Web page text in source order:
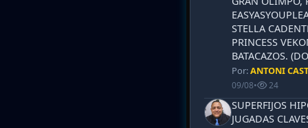
STELLA
PRINCESS
BATACAZOS.
Por:ANTONI
09/08• 24
SUPERFIJOS
JUGADAS